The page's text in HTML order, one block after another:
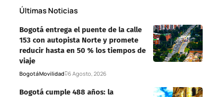
Últimas Noticias
Bogotá entrega el puente de la calle
153 con autopista Norte y promete
reducir hasta en 50 % los tiempos de
viaje
BogotáMovilidad 6 Agosto, 2026
Bogotá cumple 488 años: la